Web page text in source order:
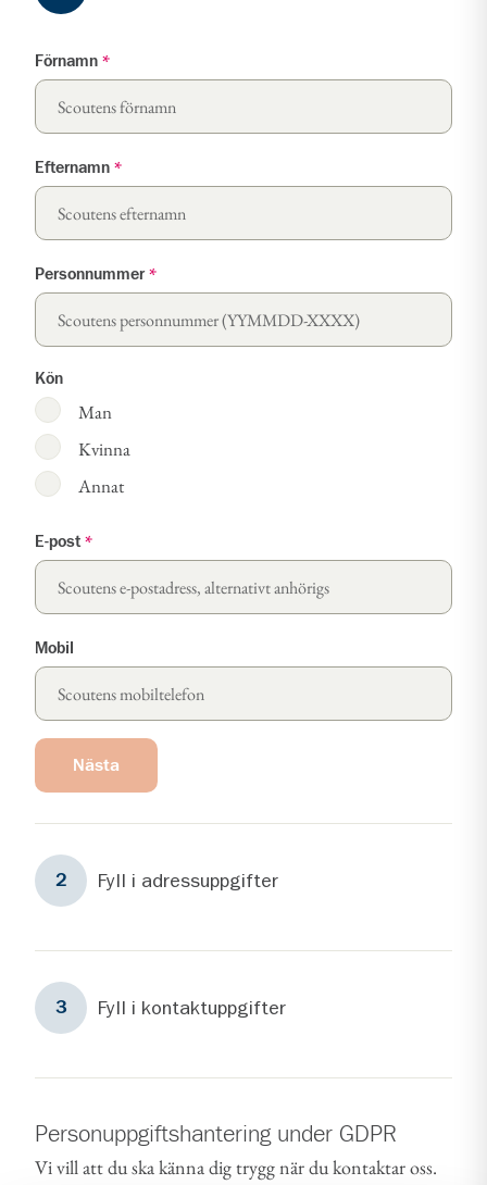
Förnamn *
Efternamn *
Personnummer *
Kön
Man
Kvinna
Annat
E-post *
Mobil
Nästa
2 Steg2
Fyll i adressuppgifter
3 Steg3
Fyll i kontaktuppgifter
Personuppgiftshantering under GDPR
Vi vill att du ska känna dig trygg när du kontaktar oss.